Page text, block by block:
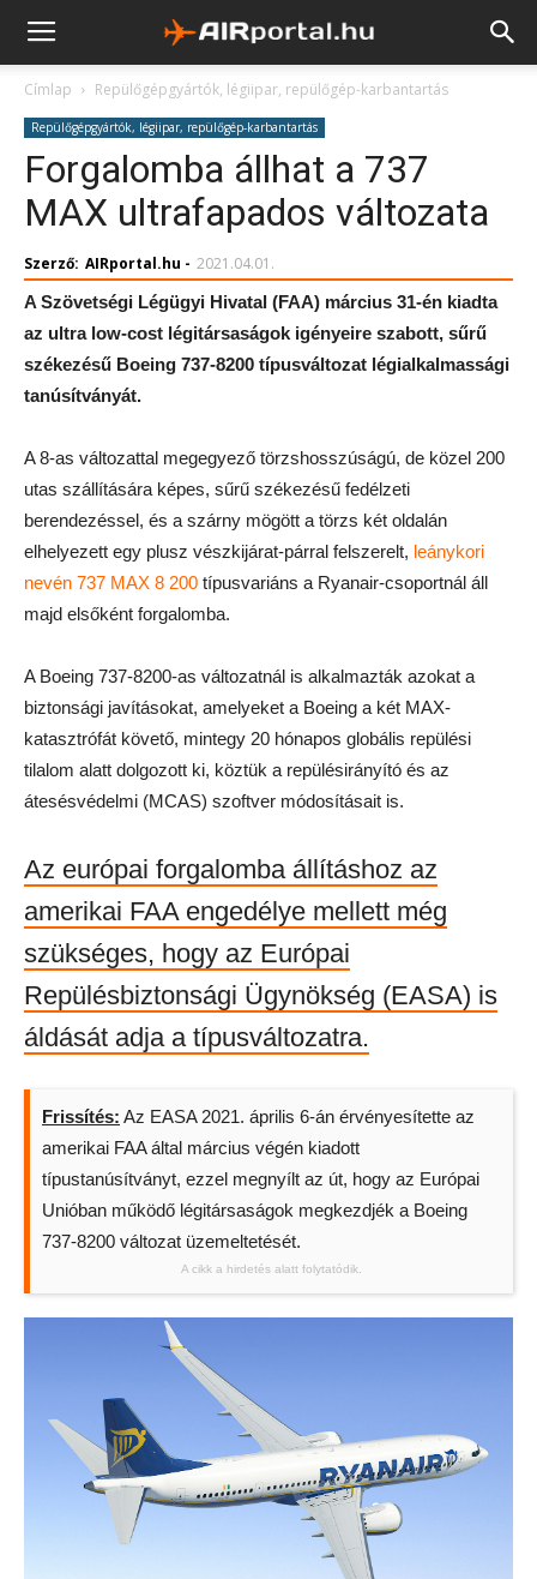
Címlap Repülőgépgyártók, légiipar, repülőgép-karbantartás
Repülőgépgyártók, légiipar, repülőgép-karbantartás
Forgalomba állhat a 737
MAX ultrafapados változata
Szerző: AIRportal.hu - 2021.04.01.
A Szövetségi Légügyi Hivatal (FAA) március 31-én kiadta
az ultra low-cost légitársaságok igényeire szabott, sűrű
székezésű Boeing 737-8200 típusváltozat légialkalmassági
tanúsítványát.
A 8-as változattal megegyező törzshosszúságú, de közel 200
utas szállítására képes, sűrű székezésű fedélzeti
berendezéssel, és a szárny mögött a törzs két oldalán
elhelyezett egy plusz vészkijárat-párral felszerelt, leánykori
nevén 737 MAX 8 200 típusvariáns a Ryanair-csoportnál áll
majd elsőként forgalomba.
A Boeing 737-8200-as változatnál is alkalmazták azokat a
biztonsági javításokat, amelyeket a Boeing a két MAX-
katasztrófát követő, mintegy 20 hónapos globális repülési
tilalom alatt dolgozott ki, köztük a repülésirányító és az
átesésvédelmi (MCAS) szoftver módosításait is.
Az európai forgalomba állításhoz az
amerikai FAA engedélye mellett még
szükséges, hogy az Európai
Repülésbiztonsági Ügynökség (EASA) is
áldását adja a típusváltozatra.
Frissítés: Az EASA 2021. április 6-án érvényesítette az
amerikai FAA által március végén kiadott
típustanúsítványt, ezzel megnyílt az út, hogy az Európai
Unióban működő légitársaságok megkezdjék a Boeing
737-8200 változat üzemeltetését.
A cikk a hirdetés alatt folytatódik.